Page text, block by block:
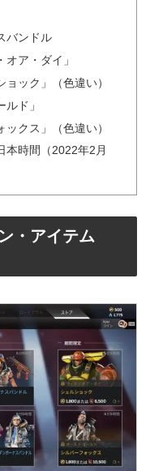
バンドル
ア・ダイ」
ック」（色違い）
ド」
クス」（色違い）
本時間（2022年2月
・アイテム